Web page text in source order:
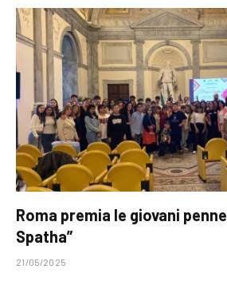
Roma premia le giovani penne
Spatha”
21/05/2025